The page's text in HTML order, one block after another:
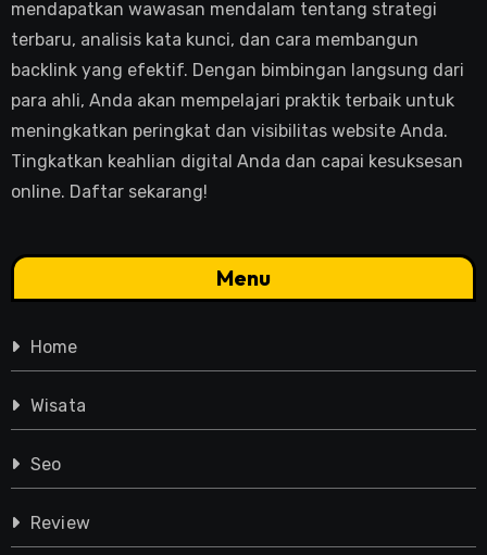
mendapatkan wawasan mendalam tentang strategi
terbaru, analisis kata kunci, dan cara membangun
backlink yang efektif. Dengan bimbingan langsung dari
para ahli, Anda akan mempelajari praktik terbaik untuk
meningkatkan peringkat dan visibilitas website Anda.
Tingkatkan keahlian digital Anda dan capai kesuksesan
online. Daftar sekarang!
Menu
Home
Wisata
Seo
Review